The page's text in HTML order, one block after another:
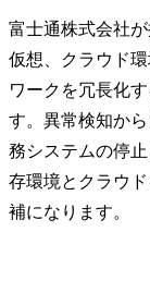
富士通株式会社が
仮想、クラウド
ワークを冗長化
す。異常検知か
務システムの停
存環境とクラウ
補になります。